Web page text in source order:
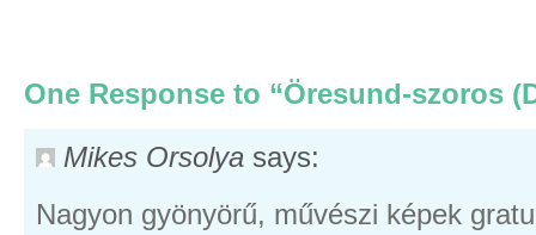
One Response to “Öresund-szoros
Mikes Orsolya says:
Nagyon gyönyörű, művészi képek